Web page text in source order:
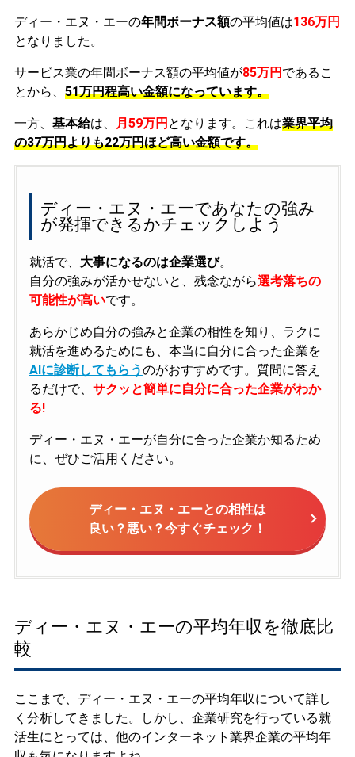
ディー・エヌ・エーの年間ボーナス額の平均値は136万円
となりました。
サービス業の年間ボーナス額の平均値が85万円 であるこ
とから、 51万円程高い金額になっています。
一方、 基本給は、 月59万円 となります。これは業界平均
の37万円よりも22万円ほど高い金額です。
ディー・エヌ・エーであなたの強み
が発揮できるかチェックしよう
就活で、 大事になるのは企業選び。
自分の強みが活かせないと、残念ながら選考落ちの
可能性が高いです。
あらかじめ自分の強みと企業の相性を知り、ラクに
就活を進めるためにも、本当に自分に合った企業を
AIに診断してもらうのがおすすめです。質問に答え
るだけで、 サクッと簡単に自分に合った企業がわか
る!
ディー・エヌ・エーが自分に合った企業か知るため
に、ぜひご活用ください。
ディー・エヌ・エーとの相性は
良い？悪い？今すぐチェック！
ディー・エヌ・エーの平均年収を徹底比
較
ここまで、ディー・エヌ・エーの平均年収について詳し
く分析してきました。しかし、企業研究を行っている就
活生にとっては、他のインターネット業界企業の平均年